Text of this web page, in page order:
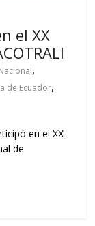
el XX
,
de Ecuador,
en el XX
de